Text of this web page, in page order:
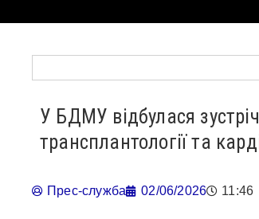
У БДМУ відбулася
трансплантології та
Прес-служба 02/06/2026 11:46